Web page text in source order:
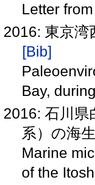
Letter
2016: 東京
[Bib]
Bay,
2016: 石川県
系）の海
Marine
of the